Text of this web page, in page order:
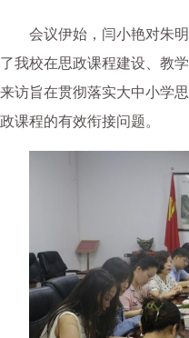
会议伊始，闫小艳对朱
了我校在思政课程建设、教
来访旨在贯彻落实大中小学
政课程的有效衔接问题。